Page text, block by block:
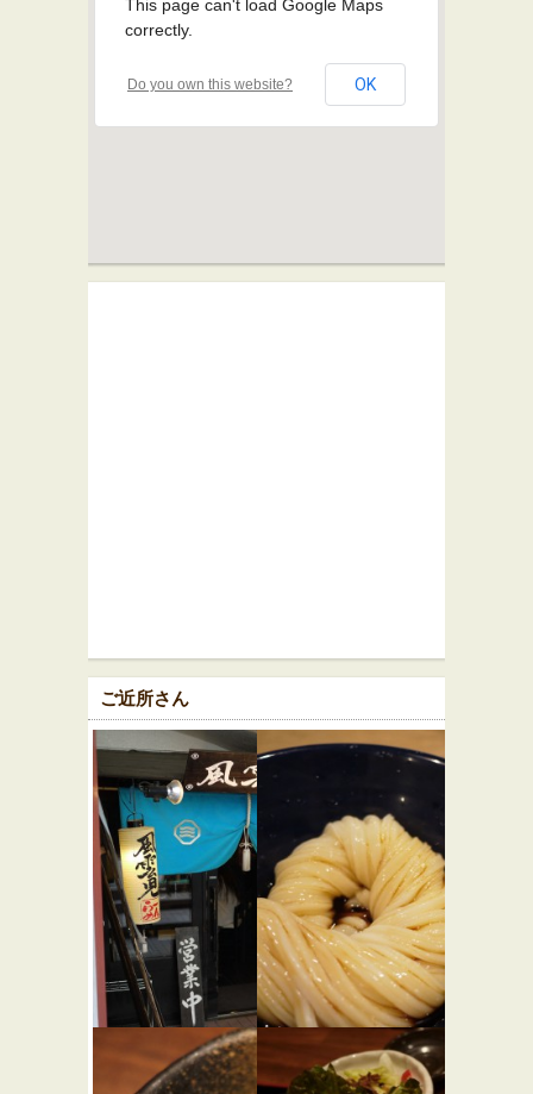
This page can't load Google Maps
correctly.
Do you own this website? OK
ご近所さん